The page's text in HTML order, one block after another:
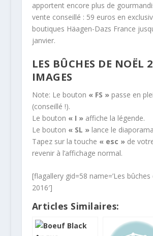
apportent encore plus de
vente conseillé : 59 euros en
boutiques Häagen-Dazs France
janvier.
LES BÛCHES DE NOËL
IMAGES
Note: Le bouton « FS »passe en
(conseillé !).
Le bouton « I »affiche la légende.
Le bouton « SL »lance le
Tapez sur la touche « esc »de
revenir à l’affichage normal.
[flagallery gid=58 name=’Les
2016′]
Articles Similaires: